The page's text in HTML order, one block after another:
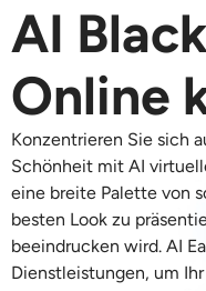
Bild zu Video
Videoeffekte
KI-Kuss-Generator
Videoeffekte
KI-Bild
Bild zu Bild
Text zu Bild
KI-Werkzeuge
Foto-Editor & -Creator
Auszeichnung
AI
Online
Konzentrieren Sie sich
Schönheit mit AI
eine breite Palette von
besten Look zu
beeindrucken wird. AI
Dienstleistungen, um